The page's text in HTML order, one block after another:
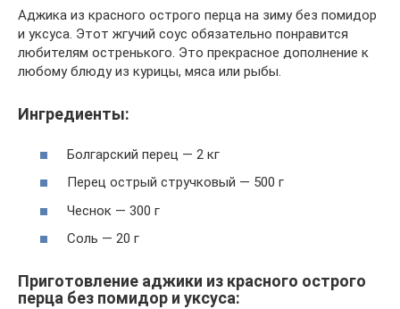
Аджика из красного острого перца на зиму без помидор
и уксуса. Этот жгучий соус обязательно понравится
любителям остренького. Это прекрасное дополнение к
любому блюду из курицы, мяса или рыбы.
Ингредиенты:
Болгарский перец — 2 кг
Перец острый стручковый — 500 г
Чеснок — 300 г
Соль — 20 г
Приготовление аджики из красного острого
перца без помидор и уксуса: